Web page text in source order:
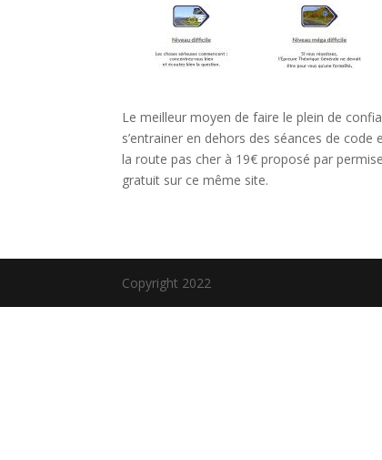
Le meilleur moyen de faire le plein de
s’entrainer en dehors des séances de
la route pas cher à 19€ proposé par
gratuit sur ce même site.
Copyright 2022